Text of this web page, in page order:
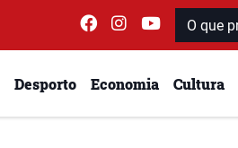
Desporto Economia Cultura